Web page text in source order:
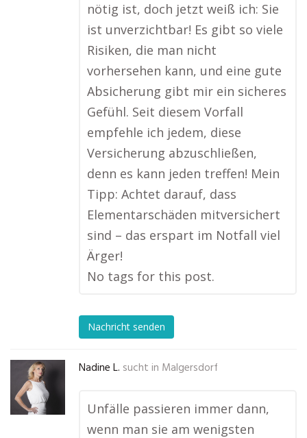
nötig ist, doch jetzt weiß ich: Sie
ist unverzichtbar! Es gibt so viele
Risiken, die man nicht
vorhersehen kann, und eine gute
Absicherung gibt mir ein sicheres
Gefühl. Seit diesem Vorfall
empfehle ich jedem, diese
Versicherung abzuschließen,
denn es kann jeden treffen! Mein
Tipp: Achtet darauf, dass
Elementarschäden mitversichert
sind – das erspart im Notfall viel
Ärger!
No tags for this post.
Nachricht senden
Nadine L. sucht in Malgersdorf
Unfälle passieren immer dann,
wenn man sie am wenigsten